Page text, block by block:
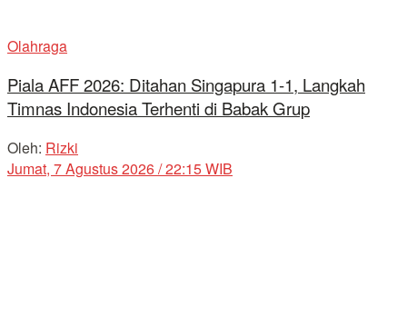
Olahraga
Piala AFF 2026: Ditahan Singapura 1-1, Langkah
Timnas Indonesia Terhenti di Babak Grup
Oleh: Rizki
Jumat, 7 Agustus 2026 / 22:15 WIB